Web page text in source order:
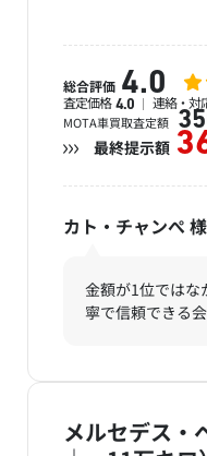
総合評価 4.0
査定価格 4.0 連絡・対
MOTA車買取査定額
最終提示額
カト・チャンぺ 様
金額が1位ではな
寧で信頼できる
メルセデス・